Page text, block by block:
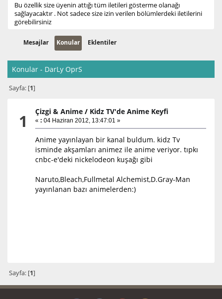
Bu özellik size üyenin attığı tüm iletileri gösterme olanağı
sağlayacaktır . Not sadece size izin verilen bölümlerdeki iletilerini
görebilirsiniz
Mesajlar Konular Eklentiler
Konular - DarLy OprS
Sayfa: [1]
1 Çizgi & Anime / Kidz TV'de Anime Keyfi
« : 04 Haziran 2012, 13:47:01 »
Anime yayınlayan bir kanal buldum. kidz Tv
isminde akşamları animez ile anime veriyor. tıpkı
cnbc-e'deki nickelodeon kuşağı gibi
Naruto,Bleach,Fullmetal Alchemist,D.Gray-Man
yayınlanan bazı animelerden:)
Sayfa: [1]